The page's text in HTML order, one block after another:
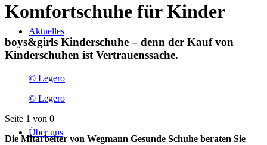
Aktuelles
Über uns
Komfortschuhe für Kinder
boys&girls Kinderschuhe – denn der Kauf von
Kinderschuhen ist Vertrauenssache.
© Legero
© Legero
Seite 1 von 0
Die Mitarbeiter von Wegmann Gesunde Schuhe beraten Sie